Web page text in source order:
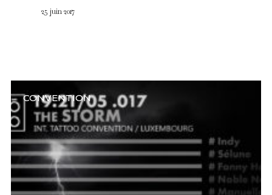
25 juin 2017
CONVENTION